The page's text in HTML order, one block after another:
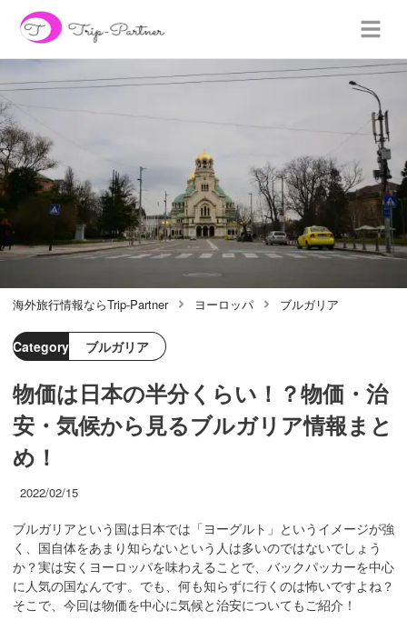
海外旅行情報ならTrip-Partner ヨーロッパ ブルガリア
Category ブルガリア
物価は日本の半分くらい！？物価・治
安・気候から見るブルガリア情報まと
め！
2022/02/15
ブルガリアという国は日本では「ヨーグルト」というイメージが強
く、国自体をあまり知らないという人は多いのではないでしょう
か？実は安くヨーロッパを味わえることで、バックパッカーを中心
に人気の国なんです。でも、何も知らずに行くのは怖いですよね？
そこで、今回は物価を中心に気候と治安についてもご紹介！